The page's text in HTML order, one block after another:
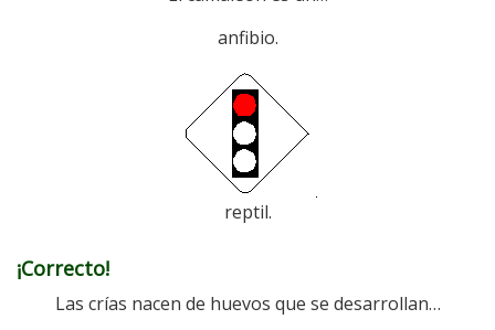
anfibio.
reptil.
¡Correcto!
Las crías nacen de huevos que se desarrollan…